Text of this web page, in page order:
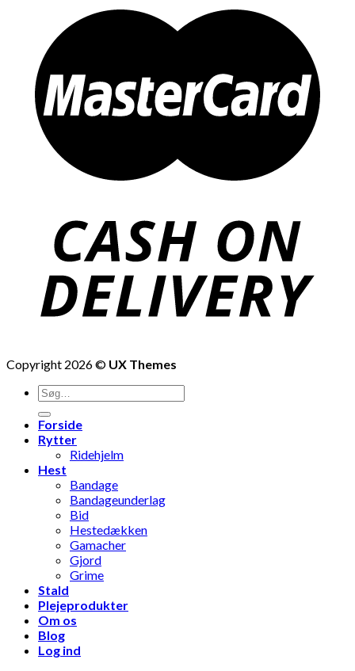
Copyright 2026 © UX Themes
Søg
efter:
Forside
Rytter
Ridehjelm
Hest
Bandage
Bandageunderlag
Bid
Hestedækken
Gamacher
Gjord
Grime
Stald
Plejeprodukter
Om os
Blog
Log ind